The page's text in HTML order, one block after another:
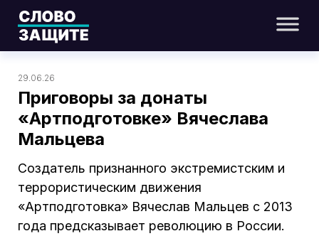
29.06.26
Приговоры за донаты
«Артподготовке» Вячеслава
Мальцева
Создатель признанного экстремистским и
террористическим движения
«Артподготовка» Вячеслав Мальцев с 2013
года предсказывает революцию в России.